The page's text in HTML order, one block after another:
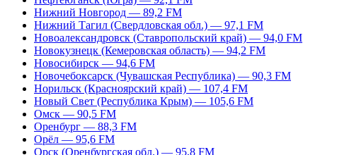
Нижний Новгород — 89,2 FM
Нижний Тагил (Свердловская обл.) — 97,1 FM
Новоалександровск (Ставропольский край) — 94,0 FM
Новокузнецк (Кемеровская область) — 94,2 FM
Новосибирск — 94,6 FM
Новочебоксарск (Чувашская Республика) — 90,3 FM
Норильск (Красноярский край) — 107,4 FM
Новый Свет (Республика Крым) — 105,6 FM
Омск — 90,5 FM
Оренбург — 88,3 FM
Орёл — 95,6 FM
Орск (Оренбургская обл.) — 95,8 FM